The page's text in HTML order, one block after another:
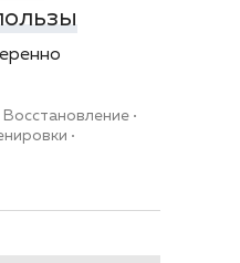
Восстановление